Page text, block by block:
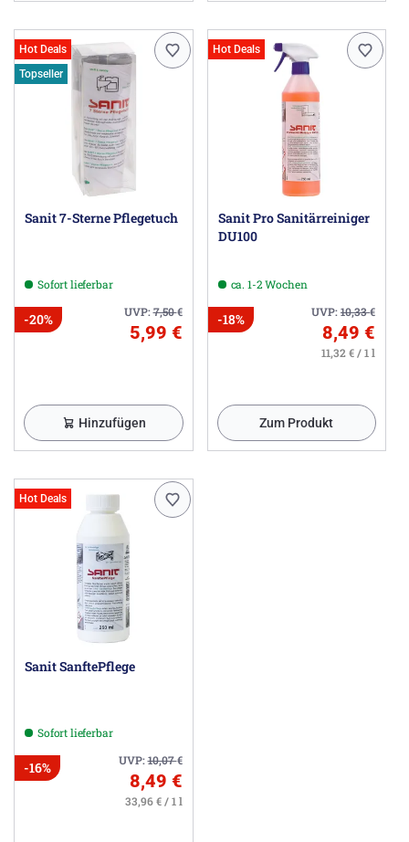
Hot Deals
Topseller
Sanit 7-Sterne Pflegetuch
Sofort lieferbar
UVP:7,50€
-20%
5,99 €
Hinzufügen
Hot Deals
Sanit Pro Sanitärreiniger
DU100
ca. 1-2 Wochen
UVP:10,33€
-18%
8,49 €
11,32 € / 1 l
Zum Produkt
Hot Deals
Sanit SanftePflege
Sofort lieferbar
UVP:10,07€
-16%
8,49 €
33,96 € / 1 l